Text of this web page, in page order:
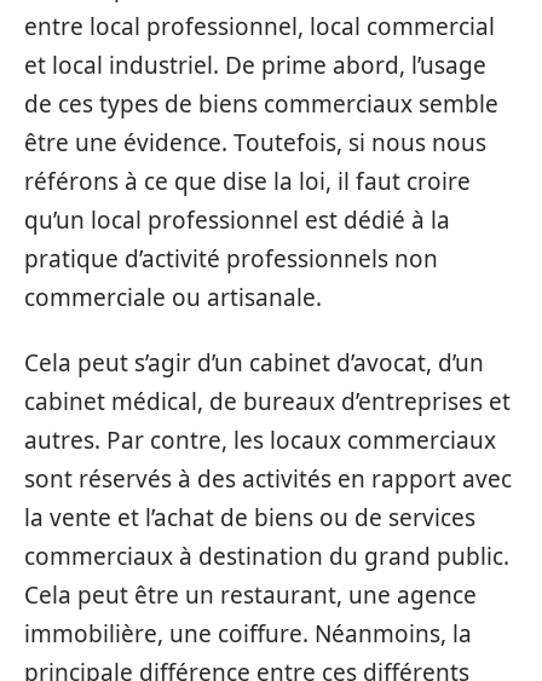
entre local professionnel, local commercial
et local industriel. De prime abord, l’usage
de ces types de biens commerciaux semble
être une évidence. Toutefois, si nous nous
référons à ce que dise la loi, il faut croire
qu’un local professionnel est dédié à la
pratique d’activité professionnels non
commerciale ou artisanale.
Cela peut s’agir d’un cabinet d’avocat, d’un
cabinet médical, de bureaux d’entreprises et
autres. Par contre, les locaux commerciaux
sont réservés à des activités en rapport avec
la vente et l’achat de biens ou de services
commerciaux à destination du grand public.
Cela peut être un restaurant, une agence
immobilière, une coiffure. Néanmoins, la
principale différence entre ces différents